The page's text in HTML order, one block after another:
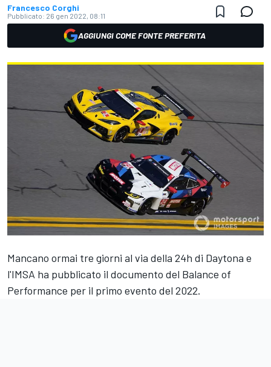
Francesco Corghi
Pubblicato: 26 gen 2022, 08:11
AGGIUNGI COME FONTE PREFERITA
Mancano ormai tre giorni al via della 24h di Daytona e
l'IMSA ha pubblicato il documento del Balance of
Performance per il primo evento del 2022.